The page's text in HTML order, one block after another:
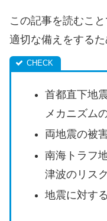
この記事を読むこ
適切な備えをする
首都直下地
メカニズム
両地震の被
南海トラフ
津波のリスク
地震に対す